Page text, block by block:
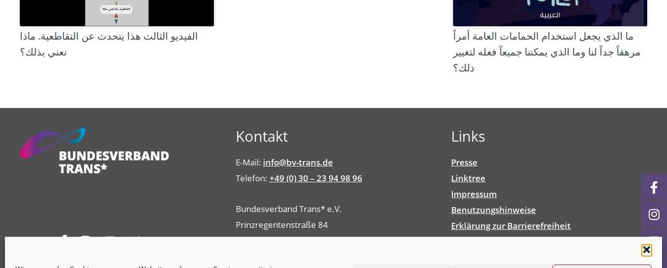
الفيديو الثالث هذا يتحدث عن التقاطعية. ماذا
نعني بذلك؟
ما الذي يجعل استخدام الحمامات العامة أمراً
مرهقاً جداً لنا وما الذي يمكننا جميعاً فعله لتغيير
ذلك؟
Kontakt
E-Mail: info@bv-trans.de
Telefon: +49 (0) 30 – 23 94 98 96
Bundesverband Trans* e.V.
Prinzregentenstraße 84
10717 Berlin
Links
Presse
Linktree
Impressum
Benutzungshinweise
Erklärung zur Barrierefreiheit